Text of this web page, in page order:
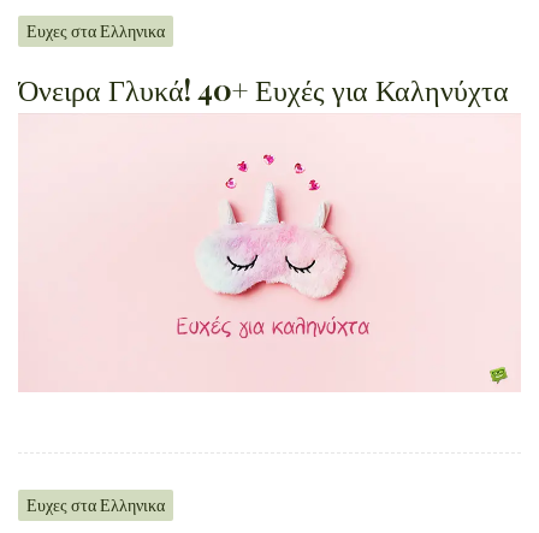
Ευχες στα Ελληνικα
Όνειρα Γλυκά! 40+ Ευχές για Καληνύχτα
Ευχες στα Ελληνικα